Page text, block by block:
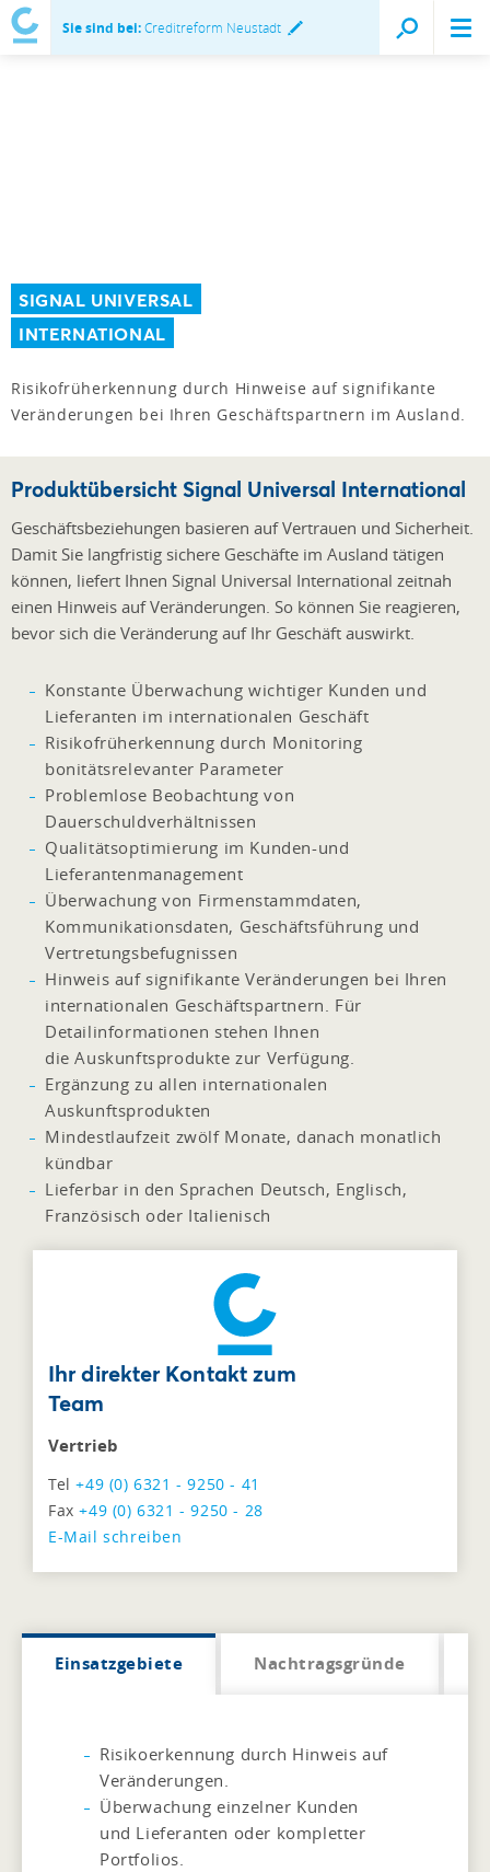
Sie sind bei:Creditreform Neustadt
SIGNAL UNIVERSAL
INTERNATIONAL
Risikofrüherkennung durch Hinweise auf signifikante
Veränderungen bei Ihren Geschäftspartnern im Ausland.
Produktübersicht Signal Universal International
Geschäftsbeziehungen basieren auf Vertrauen und Sicherheit.
Damit Sie langfristig sichere Geschäfte im Ausland tätigen
können, liefert Ihnen Signal Universal International zeitnah
einen Hinweis auf Veränderungen. So können Sie reagieren,
bevor sich die Veränderung auf Ihr Geschäft auswirkt.
Konstante Überwachung wichtiger Kunden und
Lieferanten im internationalen Geschäft
Risikofrüherkennung durch Monitoring
bonitätsrelevanter Parameter
Problemlose Beobachtung von
Dauerschuldverhältnissen
Qualitätsoptimierung im Kunden-und
Lieferantenmanagement
Überwachung von Firmenstammdaten,
Kommunikationsdaten, Geschäftsführung und
Vertretungsbefugnissen
Hinweis auf signifikante Veränderungen bei Ihren
internationalen Geschäftspartnern. Für
Detailinformationen stehen Ihnen
die Auskunftsprodukte zur Verfügung.
Ergänzung zu allen internationalen
Auskunftsprodukten
Mindestlaufzeit zwölf Monate, danach monatlich
kündbar
Lieferbar in den Sprachen Deutsch, Englisch,
Französisch oder Italienisch
Ihr direkter Kontakt zum
Team
Vertrieb
Tel+49 (0) 6321 - 9250 - 41
Fax+49 (0) 6321 - 9250 - 28
E-Mail schreiben
Einsatzgebiete Nachtragsgründe
Risikoerkennung durch Hinweis auf
Veränderungen.
Überwachung einzelner Kunden
und Lieferanten oder kompletter
Portfolios.